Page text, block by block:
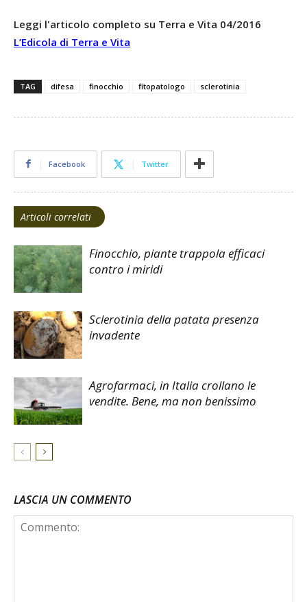
Leggi l'articolo completo su Terra e Vita 04/2016
L’Edicola di Terra e Vita
TAG difesa finocchio fitopatologo sclerotinia
Facebook Twitter
Articoli correlati
Finocchio, piante trappola efficaci
contro i miridi
Sclerotinia della patata presenza
invadente
Agrofarmaci, in Italia crollano le
vendite. Bene, ma non benissimo
LASCIA UN COMMENTO